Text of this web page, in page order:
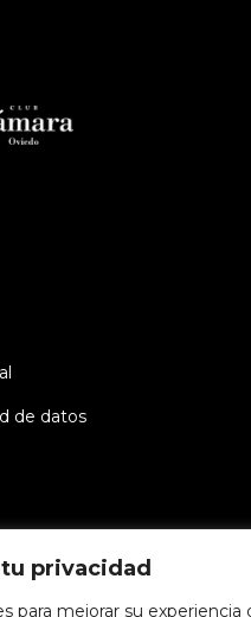
privacidad
para mejorar su experiencia
de datos